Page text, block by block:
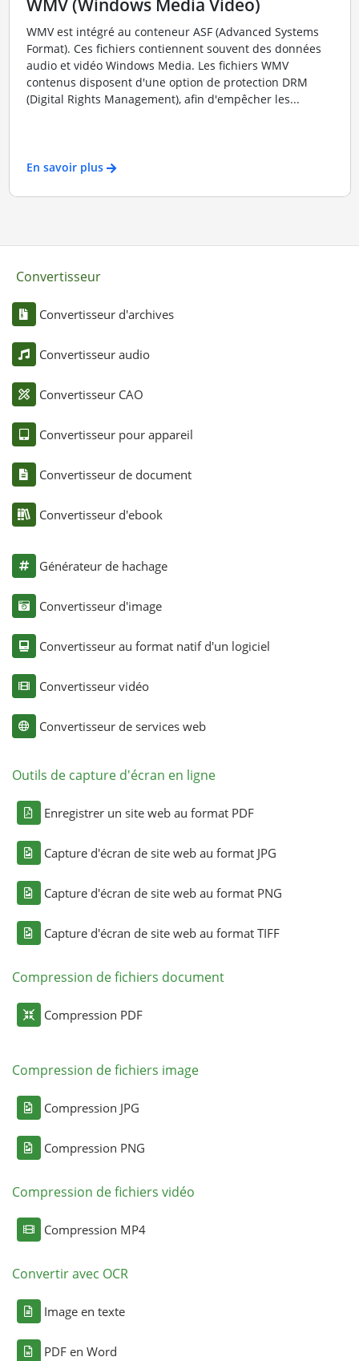
WMV (Windows Media Video)
WMV est intégré au conteneur ASF (Advanced Systems
Format). Ces fichiers contiennent souvent des données
audio et vidéo Windows Media. Les fichiers WMV
contenus disposent d'une option de protection DRM
(Digital Rights Management), afin d'empêcher les...
En savoir plus
Convertisseur
Convertisseur d'archives
Convertisseur audio
Convertisseur CAO
Convertisseur pour appareil
Convertisseur de document
Convertisseur d'ebook
Générateur de hachage
Convertisseur d'image
Convertisseur au format natif d'un logiciel
Convertisseur vidéo
Convertisseur de services web
Outils de capture d'écran en ligne
Enregistrer un site web au format PDF
Capture d'écran de site web au format JPG
Capture d'écran de site web au format PNG
Capture d'écran de site web au format TIFF
Compression de fichiers document
Compression PDF
Compression de fichiers image
Compression JPG
Compression PNG
Compression de fichiers vidéo
Compression MP4
Convertir avec OCR
Image en texte
PDF en Word